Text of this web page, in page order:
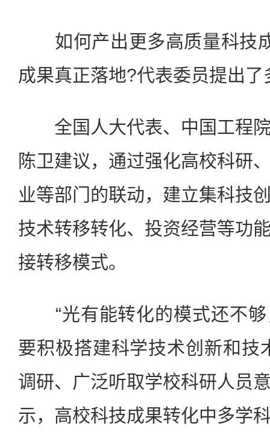
如何产出更多高质量科技
成果真正落地?代表委员提出
全国人大代表、中国工程院
陈卫建议，通过强化高校科研
业等部门的联动，建立集科技
技术转移转化、投资经营等功
接转移模式。
“光有能转化的模式还不够
要积极搭建科学技术创新和技
调研、广泛听取学校科研人员
示，高校科技成果转化中多学